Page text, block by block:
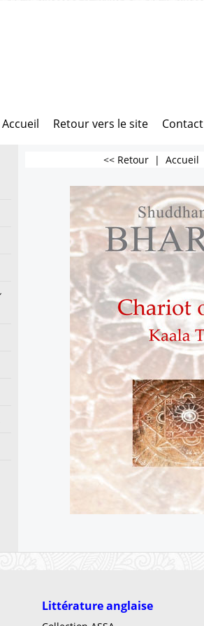
Accueil Retour vers le site Contact
<< Retour | Accueil
Littérature anglaise